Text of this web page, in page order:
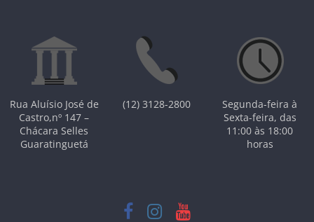
Rua Aluísio José de
Castro,nº 147 –
Chácara Selles
Guaratinguetá
(12) 3128-2800
Segunda-feira à
Sexta-feira, das
11:00 às 18:00
horas